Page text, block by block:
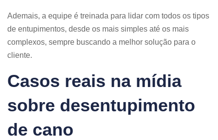
Ademais, a equipe é treinada para lidar com todos os tipos
de entupimentos, desde os mais simples até os mais
complexos, sempre buscando a melhor solução para o
cliente.
Casos reais na mídia
sobre desentupimento
de cano